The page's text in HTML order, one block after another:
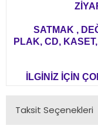
SATMAK ,
PLAK, CD,
İLGİNİZ İÇİN
Taksit Seçenekleri